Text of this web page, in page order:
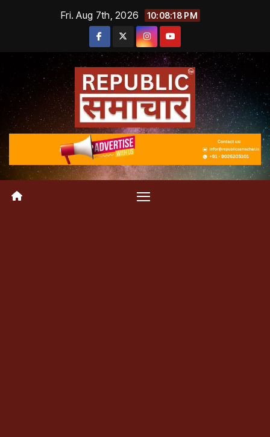
Fri. Aug 7th, 2026 10:08:19 PM